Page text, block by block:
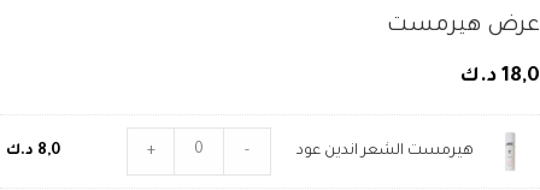
عرض هيرمست
18,0 د.ك
هيرمست الشعر اندين عود -
+
8,0 د.ك